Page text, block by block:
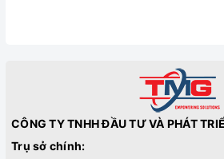
CÔNG TY TNHH ĐẦU TƯ VÀ PHÁT
Trụ sở chính: